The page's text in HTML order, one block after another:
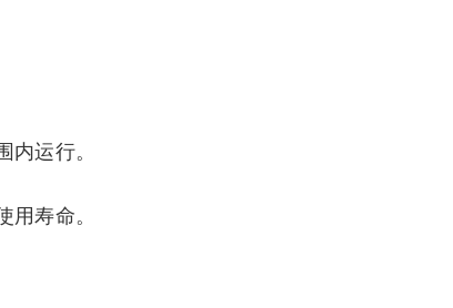
内运行。
寿命。